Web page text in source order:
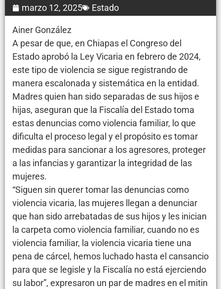
marzo 12, 2025
Estado
Ainer González
A pesar de que, en Chiapas el Congreso del
Estado aprobó la Ley Vicaria en febrero de 2024,
este tipo de violencia se sigue registrando de
manera escalonada y sistemática en la entidad.
Madres quien han sido separadas de sus hijos e
hijas, aseguran que la Fiscalía del Estado toma
estas denuncias como violencia familiar, lo que
dificulta el proceso legal y el propósito es tomar
medidas para sancionar a los agresores, proteger
a las infancias y garantizar la integridad de las
mujeres.
“Siguen sin querer tomar las denuncias como
violencia vicaria, las mujeres llegan a denunciar
que han sido arrebatadas de sus hijos y les inician
la carpeta como violencia familiar, cuando no es
violencia familiar, la violencia vicaria tiene una
pena de cárcel, hemos luchado hasta el cansancio
para que se legisle y la Fiscalía no está ejerciendo
su labor”, expresaron un par de madres en el mitin